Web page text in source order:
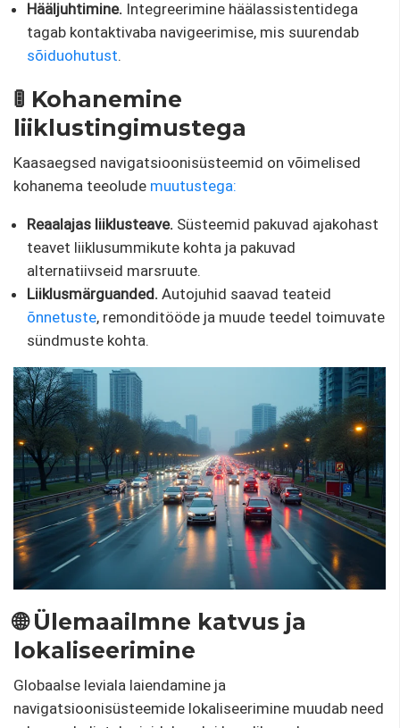
Hääljuhtimine. Integreerimine häälassistentidega
tagab kontaktivaba navigeerimise, mis suurendab
sõiduohutust.
🚦 Kohanemine
liiklustingimustega
Kaasaegsed navigatsioonisüsteemid on võimelised
kohanema teeolude muutustega:
Reaalajas liiklusteave. Süsteemid pakuvad ajakohast
teavet liiklusummikute kohta ja pakuvad
alternatiivseid marsruute.
Liiklusmärguanded. Autojuhid saavad teateid
õnnetuste, remonditööde ja muude teedel toimuvate
sündmuste kohta.
🌐 Ülemaailmne katvus ja
lokaliseerimine
Globaalse leviala laiendamine ja
navigatsioonisüsteemide lokaliseerimine muudab need